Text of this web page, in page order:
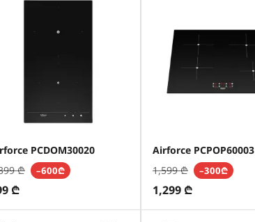
PCDOM30020
₾ –600₾
₾
Airforce PCPOP60003
1,599₾ –300₾
1,299 ₾